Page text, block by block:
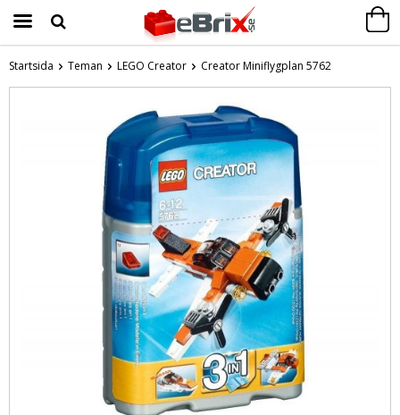
Startsida Teman LEGO Creator Creator Miniflygplan 5762